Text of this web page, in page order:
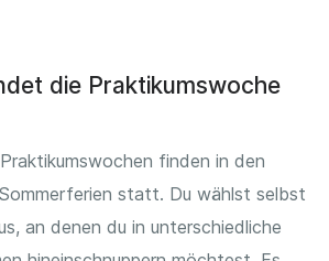
die Praktikumswoche
finden in den
statt. Du wählst selbst
an denen du in unterschiedliche